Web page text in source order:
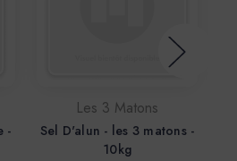
-
Les 3 Matons
Sel D'alun - les 3 matons -
10kg